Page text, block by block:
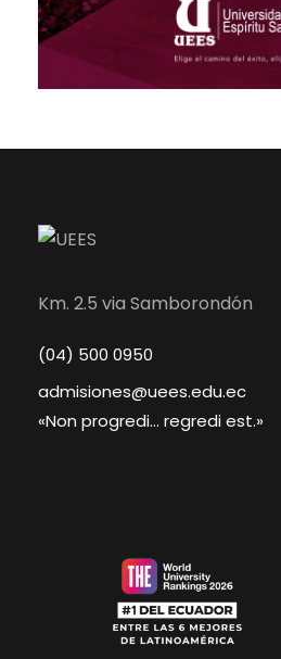
Km. 2.5 via Samborondón
(04) 500 0950
admisiones@uees.edu.ec
«Non progredi... regredi est.»